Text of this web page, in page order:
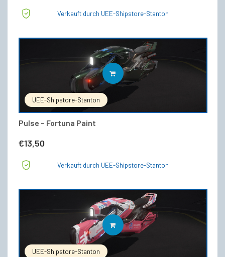
Verkauft durch UEE-Shipstore-Stanton
UEE-Shipstore-Stanton
Pulse – Fortuna Paint
€13,50
IN DEN WARENKORB
Verkauft durch UEE-Shipstore-Stanton
UEE-Shipstore-Stanton
IN DEN WARENKORB